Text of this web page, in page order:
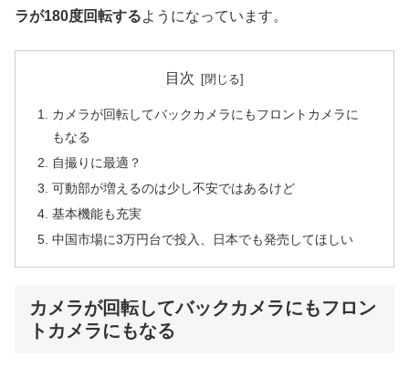
ラが180度回転するようになっています。
目次
カメラが回転してバックカメラにもフロントカメラに
もなる
自撮りに最適？
可動部が増えるのは少し不安ではあるけど
基本機能も充実
中国市場に3万円台で投入、日本でも発売してほしい
カメラが回転してバックカメラにもフロン
トカメラにもなる